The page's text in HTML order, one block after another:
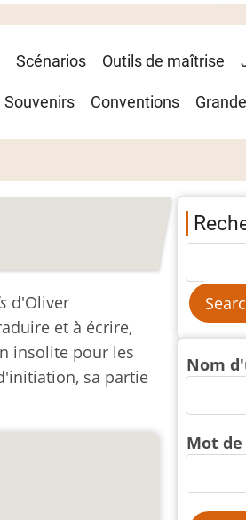
Scénarios Outils de maîtrise
Souvenirs Conventions
d'Oliver
et à écrire,
insolite pour les
sa partie
Nom
Mot de